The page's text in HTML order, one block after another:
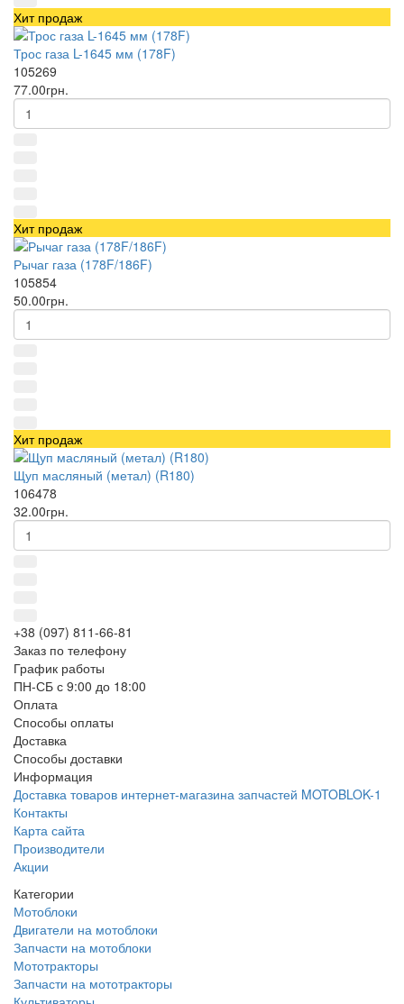
Хит продаж
Трос газа L-1645 мм (178F)
105269
77.00грн.
Хит продаж
Рычаг газа (178F/186F)
105854
50.00грн.
Хит продаж
Щуп масляный (метал) (R180)
106478
32.00грн.
+38 (097) 811-66-81
Заказ по телефону
График работы
ПН-СБ с 9:00 до 18:00
Оплата
Способы оплаты
Доставка
Способы доставки
Информация
Доставка товаров интернет-магазина запчастей MOTOBLOK-1
Контакты
Карта сайта
Производители
Акции
Категории
Мотоблоки
Двигатели на мотоблоки
Запчасти на мотоблоки
Мототракторы
Запчасти на мототракторы